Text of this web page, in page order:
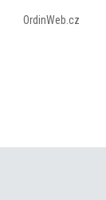
OrdinWeb.cz